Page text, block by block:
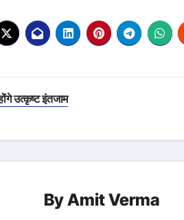
उत्कृष्ट इंतजाम
ByAmit Verma